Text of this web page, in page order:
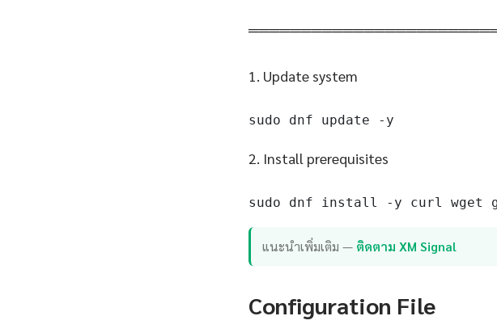
1. Update system
sudo dnf update -y
2. Install prerequisites
sudo dnf install -y curl wget
แนะนำเพิ่มเติม — ติดตาม XM Signal
Configuration File